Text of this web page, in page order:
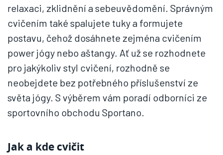
relaxaci, zklidnění a sebeuvědomění. Správným
cvičením také spalujete tuky a formujete
postavu, čehož dosáhnete zejména cvičením
power jógy nebo aštangy. Ať už se rozhodnete
pro jakýkoliv styl cvičení, rozhodně se
neobejdete bez potřebného příslušenství ze
světa jógy. S výběrem vám poradí odborníci ze
sportovního obchodu Sportano.
Jak a kde cvičit